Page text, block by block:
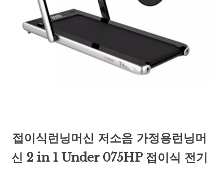
접이식런닝머신 저소음 가정용런닝머
신 2 in 1 Under 075HP 접이식 전기